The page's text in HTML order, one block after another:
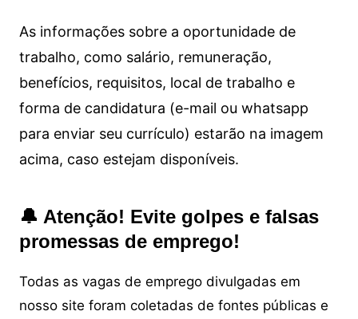
As informações sobre a oportunidade de
trabalho, como salário, remuneração,
benefícios, requisitos, local de trabalho e
forma de candidatura (e-mail ou whatsapp
para enviar seu currículo) estarão na imagem
acima, caso estejam disponíveis.
🔔 Atenção! Evite golpes e falsas
promessas de emprego!
Todas as vagas de emprego divulgadas em
nosso site foram coletadas de fontes públicas e